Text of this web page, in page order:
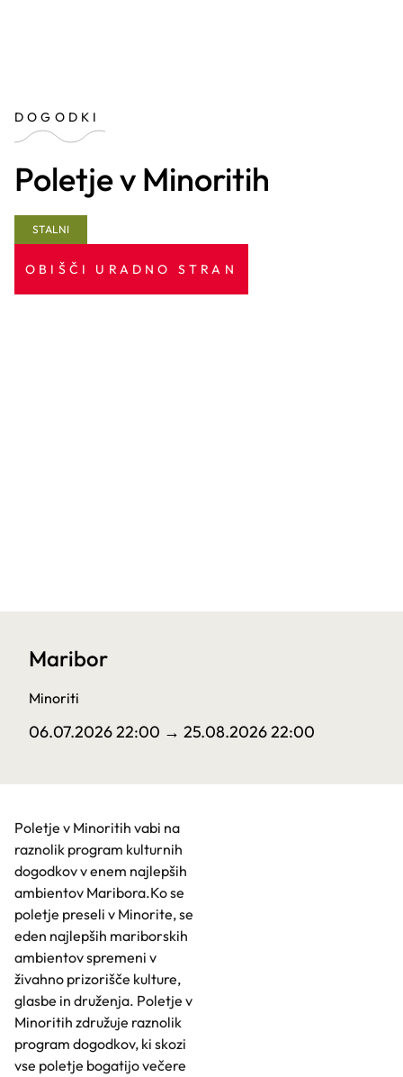
DOGODKI
Poletje v Minoritih
STALNI
OBIŠČI URADNO STRAN
Maribor
Minoriti
06.07.2026 22:00 → 25.08.2026 22:00
Poletje v Minoritih vabi na
raznolik program kulturnih
dogodkov v enem najlepših
ambientov Maribora.Ko se
poletje preseli v Minorite, se
eden najlepših mariborskih
ambientov spremeni v
živahno prizorišče kulture,
glasbe in druženja. Poletje v
Minoritih združuje raznolik
program dogodkov, ki skozi
vse poletje bogatijo večere